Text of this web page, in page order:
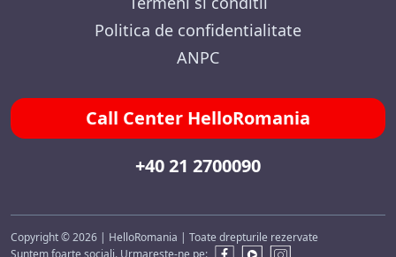
Politica de confidentialitate
ANPC
Call Center HelloRomania
+40 21 2700090
Copyright © 2026 | HelloRomania | Toate drepturile rezervate
Suntem foarte sociali. Urmareste-ne pe: